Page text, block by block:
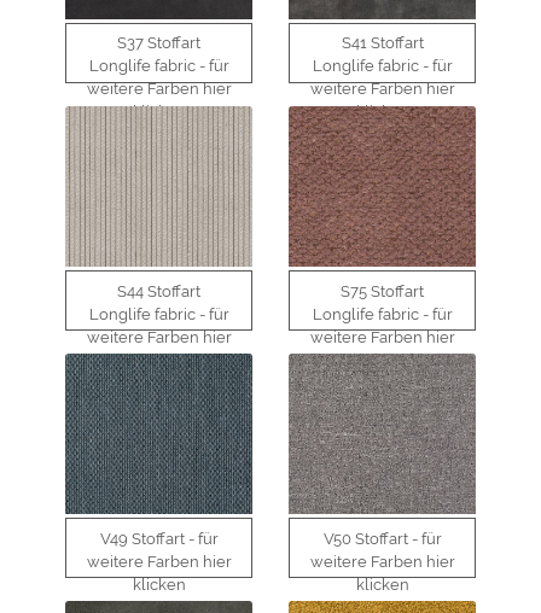
S37 Stoffart
Longlife fabric - für
weitere Farben hier
klicken
S41 Stoffart
Longlife fabric - für
weitere Farben hier
klicken
S44 Stoffart
Longlife fabric - für
weitere Farben hier
klicken
S75 Stoffart
Longlife fabric - für
weitere Farben hier
klicken
V49 Stoffart - für
weitere Farben hier
klicken
V50 Stoffart - für
weitere Farben hier
klicken